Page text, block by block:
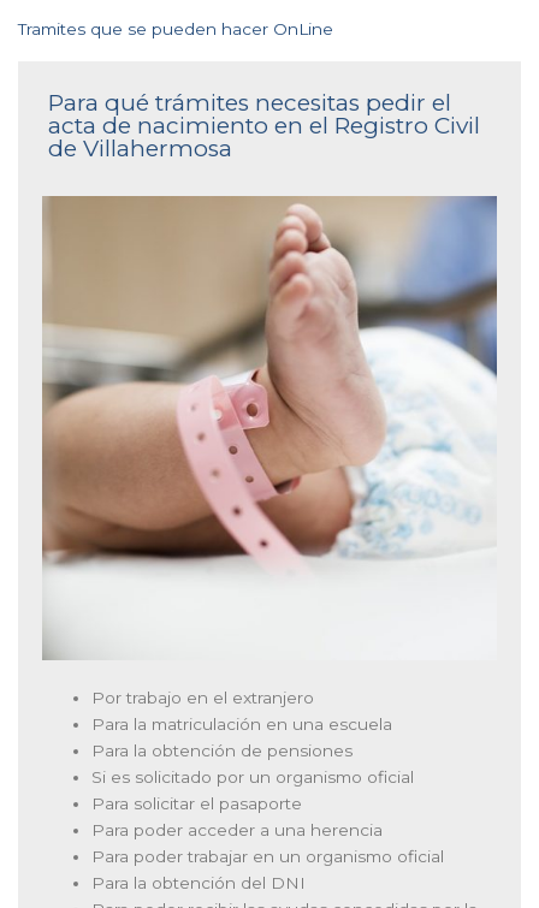
Tramites que se pueden hacer OnLine
Para qué trámites necesitas pedir el
acta de nacimiento en el Registro Civil
de Villahermosa
Por trabajo en el extranjero
Para la matriculación en una escuela
Para la obtención de pensiones
Si es solicitado por un organismo oficial
Para solicitar el pasaporte
Para poder acceder a una herencia
Para poder trabajar en un organismo oficial
Para la obtención del DNI